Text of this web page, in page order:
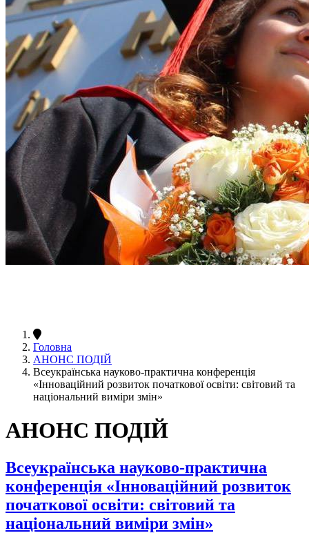
Головна
АНОНС ПОДІЙ
Всеукраїнська науково-практична конференція
«Інноваційний розвиток початкової освіти: світовий та
національний виміри змін»
АНОНС ПОДІЙ
Всеукраїнська науково-практична
конференція «Інноваційний розвиток
початкової освіти: світовий та
національний виміри змін»